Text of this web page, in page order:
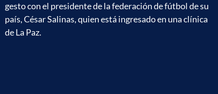
gesto con el presidente de la federación de fútbol de su
país, César Salinas, quien está ingresado en una clínica
de La Paz.